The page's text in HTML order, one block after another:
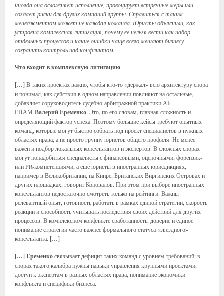
иногда она осложняет исполнение, провоцирует встречные меры или
создает риски для других компаний группы. Справиться с таким
менеджментом может не каждая команда. Юристы объяснили, как
устроена комплексная литигация, почему ее нельзя вести как набор
отдельных процессов и какие ошибки чаще всего мешают бизнесу
сохранить контроль над конфликтом.
Что входит в комплексную литигацию
[…]В таких проектах важно, чтобы кто-то «держал» всю архитектуру спора
и понимал, как действия в одном направлении повлияют на остальные,
добавляет соруководитель судебно-арбитражной практики АБ
ЕПАМ Валерий Еременко. Это, по его словам, главная сложность и
определяющий фактор успеха. Поэтому большие кейсы требуют опытных
команд, которые могут быстро собрать под проект специалистов в нужных
областях права, а не просто группу юристов общего профиля. Не менее
важен и подбор локальных консультантов и экспертов. В сложных спорах
могут понадобиться специалисты с финансовыми, оценочными, форензик-
или PR-компетенциями, а еще юристы в иностранных юрисдикциях,
например в Великобритании, на Кипре, Британских Виргинских Островах и
других площадках, говорит Коновалов. При этом при выборе иностранных
консультантов недостаточно смотреть только на рейтинги. Важны
релевантный опыт, готовность работать в рамках единой стратегии, скорость
реакции и способность учитывать последствия своих действий для других
процессов. В комплексном конфликте сработанность, доверие и единое
понимание стратегии часто важнее формального статуса «звездного»
консультанта. […]
[…]Еременкосвязывает дефицит таких команд с уровнем требований: в
спорах такого калибра нужны навыки управления крупными проектами,
доступ к экспертам в разных областях права, понимание экономики
конфликта и специфики бизнеса.